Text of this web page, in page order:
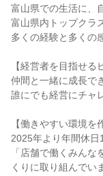
富山県での生活に、
富山県内トップクラ
多くの経験と多くの
【経営者を目指せる
仲間と一緒に成長で
誰にでも経営にチャ
【働きやすい環境を
2025年より年間休日
「店舗で働くみん
くりに取り組んでい